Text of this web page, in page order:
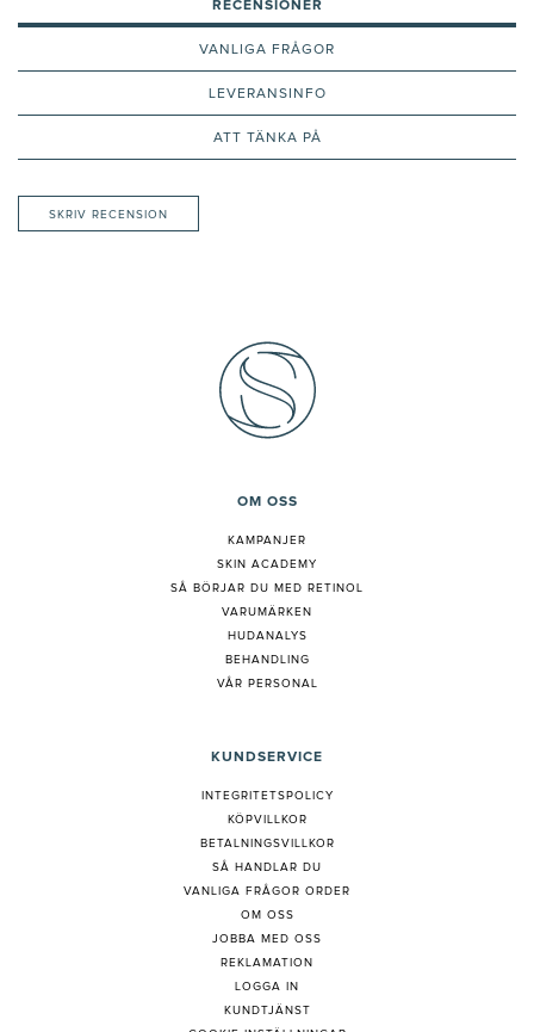
RECENSIONER
VANLIGA FRÅGOR
LEVERANSINFO
ATT TÄNKA PÅ
SKRIV RECENSION
OM OSS
KAMPANJER
SKIN ACADEMY
SÅ BÖRJAR DU MED RETINOL
VARUMÄRKEN
HUDANALYS
BEHANDLING
VÅR PERSONAL
KUNDSERVICE
INTEGRITETSPOLICY
KÖPVILLKOR
BETALNINGSVILLKOR
SÅ HANDLAR DU
VANLIGA FRÅGOR ORDER
OM OSS
JOBBA MED OSS
REKLAMATION
LOGGA IN
KUNDTJÄNST